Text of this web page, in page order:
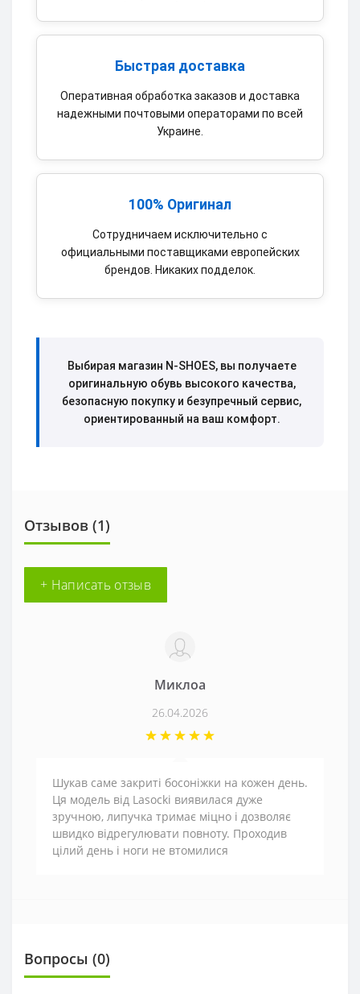
Быстрая доставка
Оперативная обработка заказов и доставка
надежными почтовыми операторами по всей
Украине.
100% Оригинал
Сотрудничаем исключительно с
официальными поставщиками европейских
брендов. Никаких подделок.
Выбирая магазин N-SHOES, вы получаете
оригинальную обувь высокого качества,
безопасную покупку и безупречный сервис,
ориентированный на ваш комфорт.
Отзывов (1)
+ Написать отзыв
Миклоа
26.04.2026
Шукав саме закриті босоніжки на кожен день.
Ця модель від Lasocki виявилася дуже
зручною, липучка тримає міцно і дозволяє
швидко відрегулювати повноту. Проходив
цілий день і ноги не втомилися
Вопросы (0)